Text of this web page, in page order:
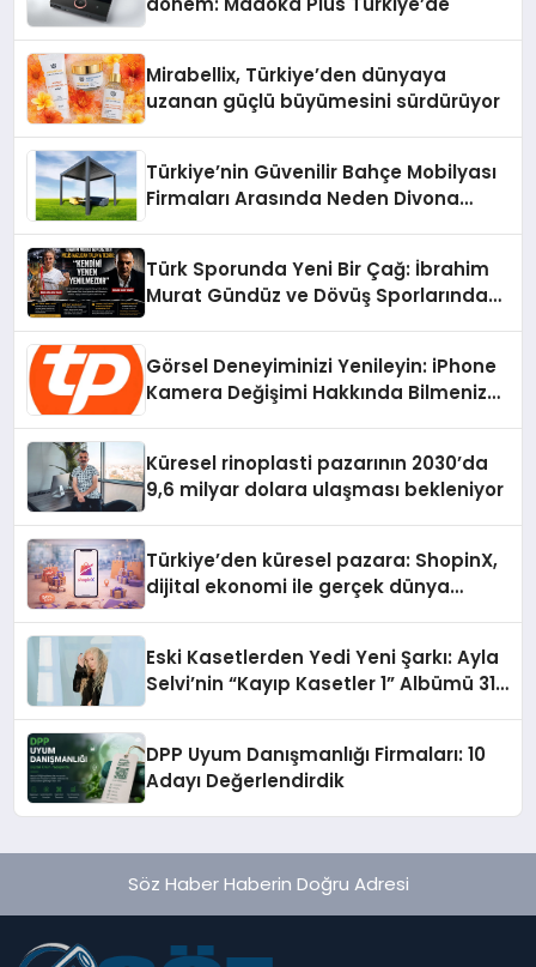
Mirabellix, Türkiye’den dünyaya
uzanan güçlü büyümesini sürdürüyor
Türkiye’nin Güvenilir Bahçe Mobilyası
Firmaları Arasında Neden Divona
Türk Sporunda Yeni Bir Çağ: İbrahim
Murat Gündüz ve Dövüş Sporlarında
Görsel Deneyiminizi Yenileyin: iPhone
Kamera Değişimi Hakkında Bilmeniz
Küresel rinoplasti pazarının 2030’da
9,6 milyar dolara ulaşması bekleniyor
Türkiye’den küresel pazara: ShopinX,
dijital ekonomi ile gerçek dünya
Eski Kasetlerden Yedi Yeni Şarkı: Ayla
Selvi’nin “Kayıp Kasetler 1” Albümü 31
DPP Uyum Danışmanlığı Firmaları: 10
Adayı Değerlendirdik
Söz Haber Haberin Doğru Adresi